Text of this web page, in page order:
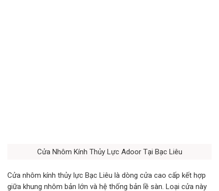
Cửa Nhôm Kính Thủy Lực Adoor Tại Bạc Liêu
Cửa nhôm kính thủy lực Bạc Liêu là dòng cửa cao cấp kết hợp
giữa khung nhôm bản lớn và hệ thống bản lề sàn. Loại cửa này